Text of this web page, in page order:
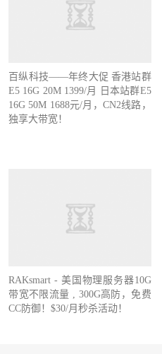
百纵科技——年终大促 香港站群
E5 16G 20M 1399/月 日本站群E5
16G 50M 1688元/月，CN2线路，
独享大带宽！
RAKsmart - 美国物理服务器10G
带宽不限流量 , 300G高防，免费
CC防御！$30/月秒杀活动！